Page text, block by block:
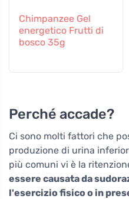
Chimpanzee Gel
energetico Frutti di
bosco 35g
Perché accade?
Ci sono molti fattori che
produzione di urina
più comuni vi è la
essere causata da
l'esercizio fisico o in